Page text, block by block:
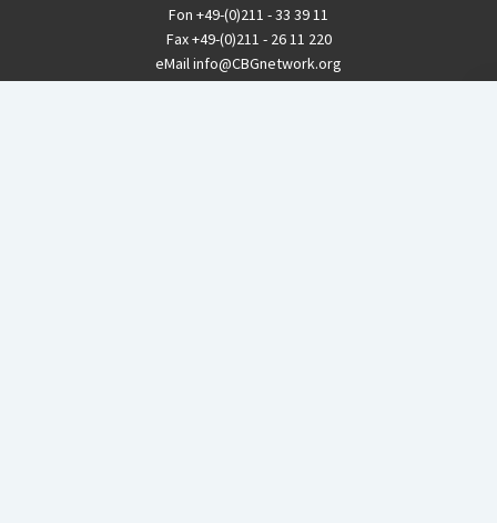
Fon +49-(0)211 - 33 39 11
Fax+49-(0)211 - 26 11 220
eMailinfo@CBGnetwork.org